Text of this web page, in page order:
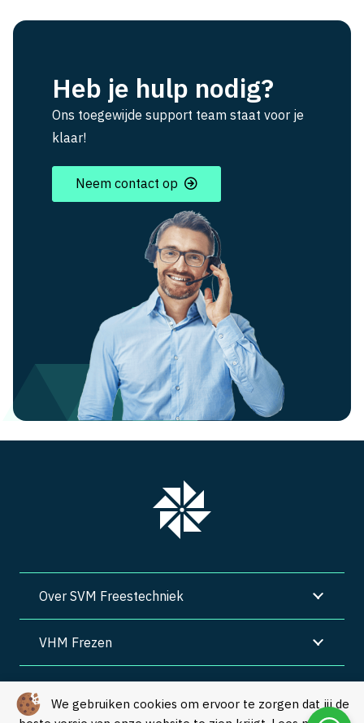
We gebruiken cookies om ervoor te zorgen dat jij de
Heb je hulp nodig?
Ons toegewijde support team staat voor je
klaar!
Neem contact op
Over SVM Freestechniek
VHM Frezen